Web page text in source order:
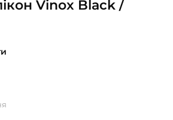
Vinox Black /